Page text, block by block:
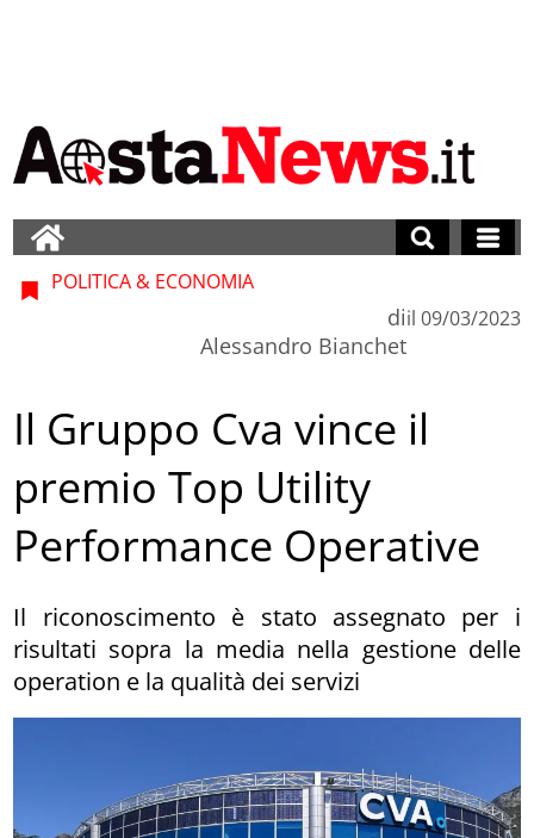
POLITICA & ECONOMIA
di
Alessandro Bianchet
il 09/03/2023
Il Gruppo Cva vince il
premio Top Utility
Performance Operative
Il riconoscimento è stato assegnato per i
risultati sopra la media nella gestione delle
operation e la qualità dei servizi